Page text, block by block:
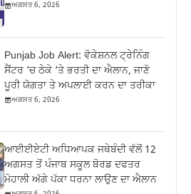
ਅਗਸਤ 6, 2026
Punjab Job Alert: ਵੋਕੇਸ਼ਨਲ ਟ੍ਰੇਨਿੰਗ
ਸੈਂਟਰ ‘ਚ ਠੇਕੇ ‘ਤੇ ਭਰਤੀ ਦਾ ਐਲਾਨ, ਜਾਣੋ
ਪੂਰੀ ਯੋਗਤਾ ਤੇ ਅਪਲਾਈ ਕਰਨ ਦਾ ਤਰੀਕਾ
ਅਗਸਤ 6, 2026
ਆਈਈਏਟੀ ਅਧਿਆਪਕ ਜਥੇਬੰਦੀ ਵੱਲੋਂ 12
ਅਗਸਤ ਤੋਂ ਪੰਜਾਬ ਸਕੂਲ ਬੋਰਡ ਦਫਤਰ
ਮੋਹਾਲੀ ਅੱਗੇ ਪੱਕਾ ਧਰਨਾ ਲਾਉਣ ਦਾ ਐਲਾਨ